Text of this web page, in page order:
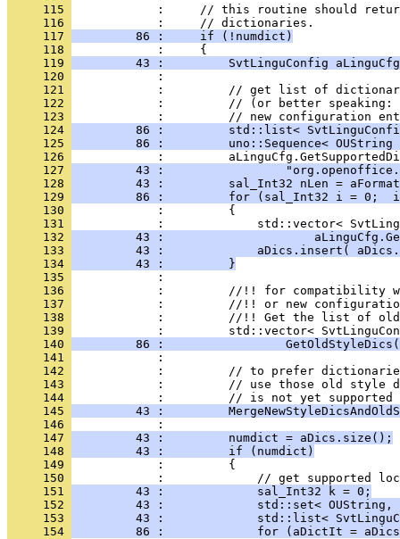
     115
     116
     117
         86 :     if (!numdict)
     118
     119
43 :         SvtLinguConfig
     120
     121
     122
     123
     124
86 :         std::list<
     125
86 :         uno::Sequence< OUString
     126
     127
43 :
     128
43 :         sal_Int32 nLen =
     129
86 :         for (sal_Int32 i = 0;
     130
     131
     132
43 :
     133
43 :             aDics.insert(
     134
         43 :         }
     135
     136
     137
     138
     139
     140
86 :
     141
     142
     143
     144
     145
43 :
     146
     147
         43 :         numdict = aDics.size();
     148
         43 :         if (numdict)
     149
     150
     151
         43 :             sal_Int32 k = 0;
     152
43 :             std::set<
     153
43 :             std::list<
     154
86 :             for (aDictIt =